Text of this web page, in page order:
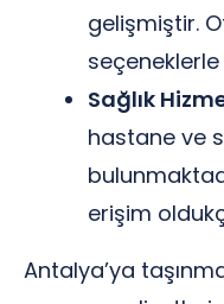
gelişmiştir.
seçeneklerle
Sağlık
hastane ve
erişim
Antalya’ya